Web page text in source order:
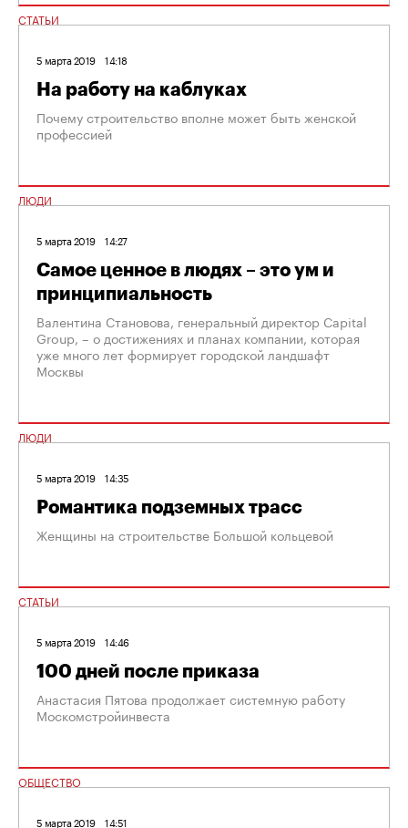
СТАТЬИ
5 марта 2019 14:18
На работу на каблуках
Почему строительство вполне может быть женской
профессией
ЛЮДИ
5 марта 2019 14:27
Самое ценное в людях – это ум и
принципиальность
Валентина Становова, генеральный директор Capital
Group, – о достижениях и планах компании, которая
уже много лет формирует городской ландшафт
Москвы
ЛЮДИ
5 марта 2019 14:35
Романтика подземных трасс
Женщины на строительстве Большой кольцевой
СТАТЬИ
5 марта 2019 14:46
100 дней после приказа
Анастасия Пятова продолжает системную работу
Москомстройинвеста
ОБЩЕСТВО
5 марта 2019 14:51